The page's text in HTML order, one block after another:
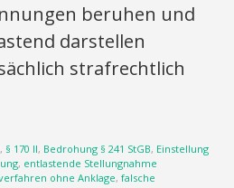
beruhen und
darstellen
strafrechtlich
, § 170 II, Bedrohung § 241 StGB, Einstellung
, entlastende Stellungnahme
ohne Anklage,falsche